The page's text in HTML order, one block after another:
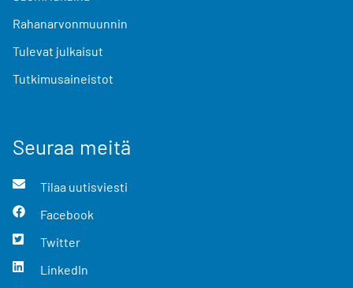
Rahanarvonmuunnin
Tulevat julkaisut
Tutkimusaineistot
Seuraa meitä
Tilaa uutisviesti
Facebook
Twitter
LinkedIn